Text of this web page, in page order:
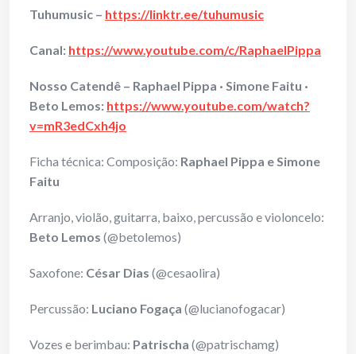
Tuhumusic – https://linktr.ee/tuhumusic
Canal: https://www.youtube.com/c/RaphaelPippa
Nosso Catendê – Raphael Pippa · Simone Faitu ·
Beto Lemos: https://www.youtube.com/watch?
v=mR3edCxh4jo
Ficha técnica: Composição: Raphael Pippa e Simone
Faitu
Arranjo, violão, guitarra, baixo, percussão e violoncelo:
Beto Lemos (@betolemos)
Saxofone: César Dias (@cesaolira)
Percussão: Luciano Fogaça (@lucianofogacar)
Vozes e berimbau: Patrischa (@patrischamg)